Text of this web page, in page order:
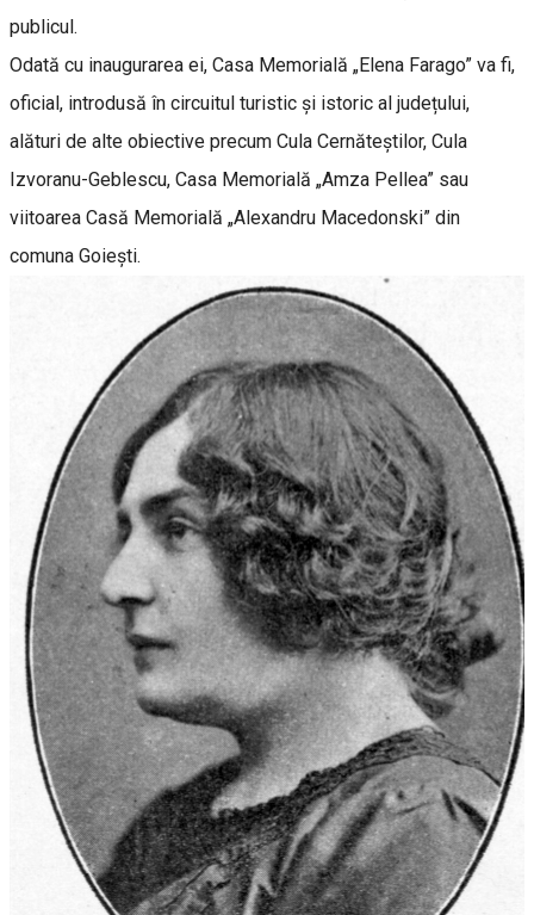
publicul.
Odată cu inaugurarea ei, Casa Memorială „Elena Farago” va fi,
oficial, introdusă în circuitul turistic și istoric al județului,
alături de alte obiective precum Cula Cernăteștilor, Cula
Izvoranu-Geblescu, Casa Memorială „Amza Pellea” sau
viitoarea Casă Memorială „Alexandru Macedonski” din
comuna Goiești.